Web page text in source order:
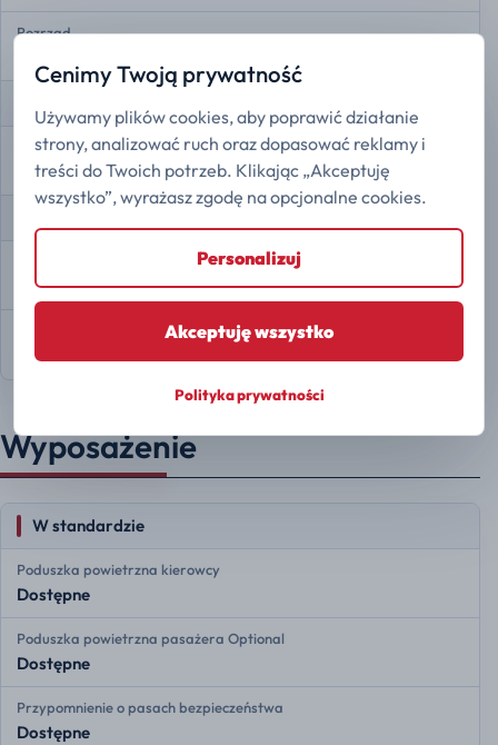
Rozrząd
Forma finansowania
Finansowanie ratalne
5403 × 1720 × 1683 mm
3350 mm
Wyposażenie
W standardzie
Poduszka powietrzna kierowcy
Dostępne
Poduszka powietrzna pasażera Optional
Dostępne
Przypomnienie o pasach bezpieczeństwa
Dostępne
Cenimy Twoją prywatność
Używamy plików cookies, aby poprawić działanie
strony, analizować ruch oraz dopasować reklamy i
treści do Twoich potrzeb. Klikając „Akceptuję
wszystko”, wyrażasz zgodę na opcjonalne cookies.
Personalizuj
Akceptuję wszystko
Polityka prywatności